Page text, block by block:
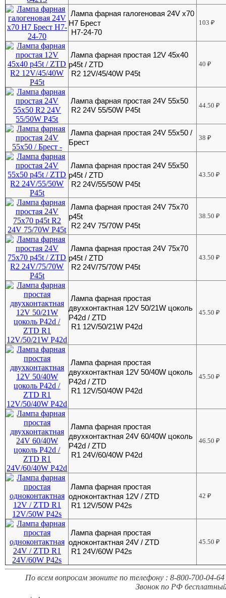
Лампа фарная галогеновая 24V х70
Н7 Брест
Н7-24-70
103₽
Лампа фарная простая 12V 45х40
p45t / ZTD
R2 12V/45/40W P45t
40₽
Лампа фарная простая 24V 55х50
R2 24V 55/50W P45t
44.50₽
Лампа фарная простая 24V 55х50 /
Брест
38₽
Лампа фарная простая 24V 55х50
p45t / ZTD
R2 24V/55/50W P45t
43.50₽
Лампа фарная простая 24V 75х70
р45t
R2 24V 75/70W P45t
38.50₽
Лампа фарная простая 24V 75х70
р45t / ZTD
R2 24V/75/70W P45t
43.50₽
Лампа фарная простая
двухконтактная 12V 50/21W цоколь
P42d / ZTD
R1 12V/50/21W P42d
45.50₽
Лампа фарная простая
двухконтактная 12V 50/40W цоколь
P42d / ZTD
R1 12V/50/40W P42d
45.50₽
Лампа фарная простая
двухконтактная 24V 60/40W цоколь
P42d / ZTD
R1 24V/60/40W P42d
46.50₽
Лампа фарная простая
одноконтактная 12V / ZTD
R1 12V/50W P42s
42₽
Лампа фарная простая
одноконтактная 24V / ZTD
R1 24V/60W P42s
45.50₽
По всем вопросам звоните по телефону : 8-800-700-04-64
Звонок по РФ